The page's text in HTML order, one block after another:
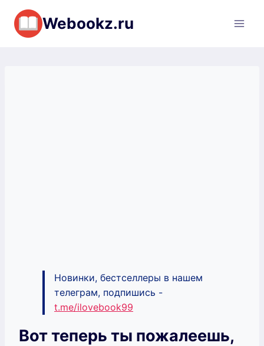
Перейти
содержимому
Webookz.ru
Новинки, бестселлеры в нашем
телеграм, подпишись -
t.me/ilovebook99
Вот теперь ты пожалеешь,